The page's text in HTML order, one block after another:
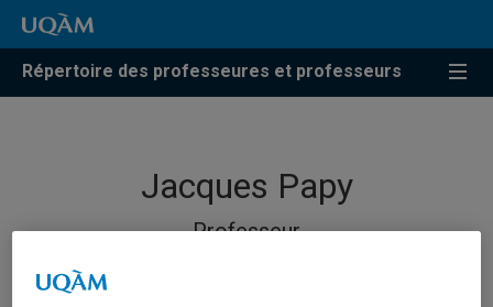
Répertoire des professeures et professeurs
Jacques Papy
Professeur